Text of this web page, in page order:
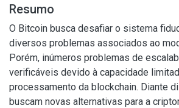
Resumo
O Bitcoin busca desafiar o sistema
diversos problemas associados ao
Porém, inúmeros problemas de
verificáveis devido à capacidade
processamento da blockchain. Diante
buscam novas alternativas para a